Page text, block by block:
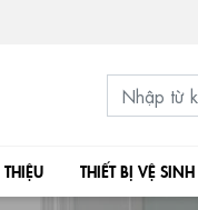
THIẾT BỊ VỆ SINH